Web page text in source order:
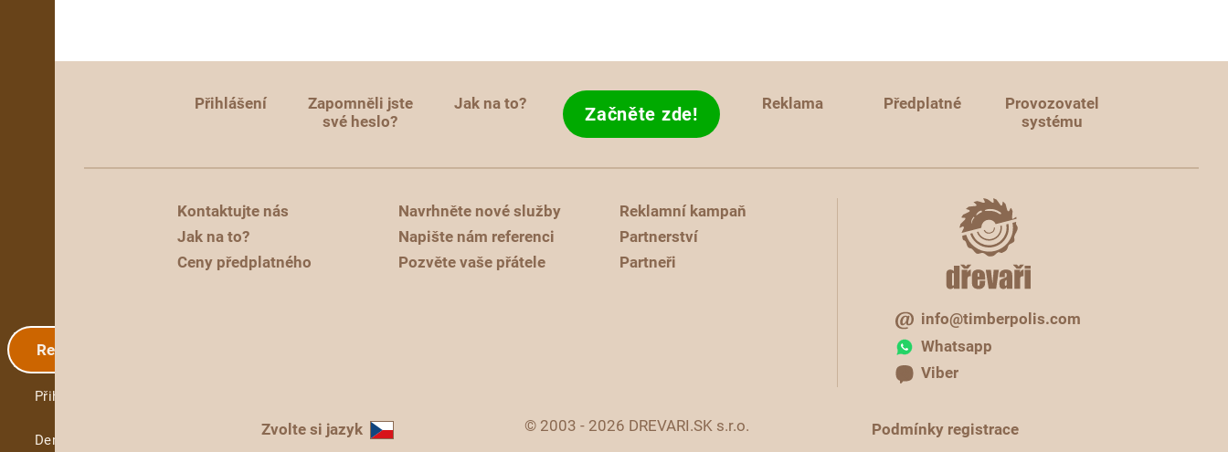
Registrace
Přihlášení
Demo
Přihlášení
Zapomněli jste
své heslo?
Jak na to? Začněte zde! Reklama Předplatné
Provozovatel
systému
Kontaktujte nás
Jak na to?
Ceny předplatného
Navrhněte nové služby
Napište nám referenci
Pozvěte vaše přátele
Reklamní kampaň
Partnerství
Partneři
info@timberpolis.com
Whatsapp
Viber
Zvolte si jazyk © 2003 - 2026 DREVARI.SK s.r.o. Podmínky registrace